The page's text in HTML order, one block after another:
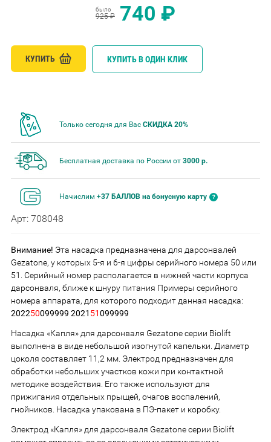
было
925 ₽ 740 ₽
КУПИТЬ КУПИТЬ В ОДИН КЛИК
Только сегодня для Вас СКИДКА 20%
Бесплатная доставка по России от 3000 р.
Начислим +37 БАЛЛОВ на бонусную карту
Арт: 708048
Внимание! Эта насадка предназначена для дарсонвалей
Gezatone, у которых 5-я и 6-я цифры серийного номера 50 или
51. Серийный номер располагается в нижней части корпуса
дарсонваля, ближе к шнуру питания Примеры серийного
номера аппарата, для которого подходит данная насадка:
202250099999 2021 51099999
Насадка «Капля» для дарсонваля Gezatone cерии Biolift
выполнена в виде небольшой изогнутой капельки. Диаметр
цоколя составляет 11,2 мм. Электрод предназначен для
обработки небольших участков кожи при контактной
методике воздействия. Его также используют для
прижигания отдельных прыщей, очагов воспалений,
гнойников. Насадка упакована в ПЭ-пакет и коробку.
Электрод «Капля» для дарсонваля Gezatone cерии Biolift